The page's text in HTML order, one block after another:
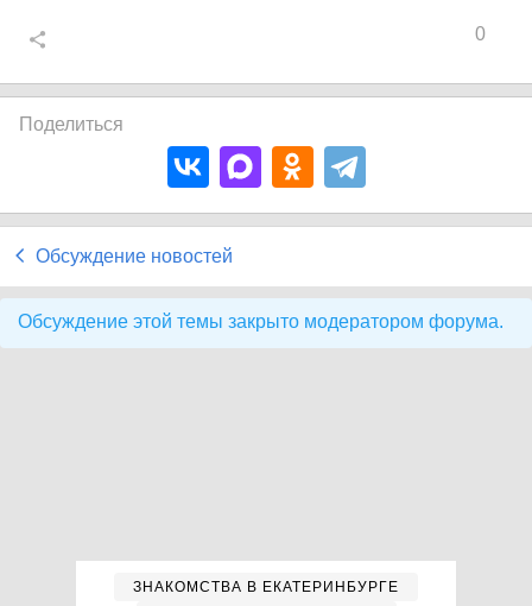
0
Поделиться
Обсуждение новостей
Обсуждение этой темы закрыто модератором форума.
ЗНАКОМСТВА В ЕКАТЕРИНБУРГЕ